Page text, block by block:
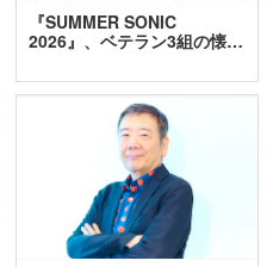
『SUMMER SONIC
2026』、ベテラン3組の懐…